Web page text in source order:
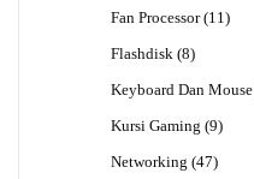
Fan Processor 11 11
Flashdisk 88
Keyboard Dan Mouse
Kursi Gaming 99
Networking 4747